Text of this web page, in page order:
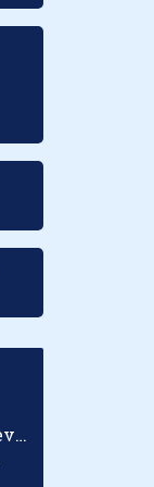
Redman Europe Sales Developer (Europe)